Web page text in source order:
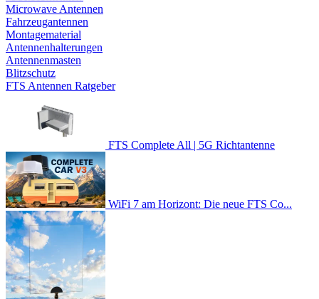
Microwave Antennen
Fahrzeugantennen
Montagematerial
Antennenhalterungen
Antennenmasten
Blitzschutz
FTS Antennen Ratgeber
FTS Complete All | 5G Richtantenne
WiFi 7 am Horizont: Die neue FTS Co...